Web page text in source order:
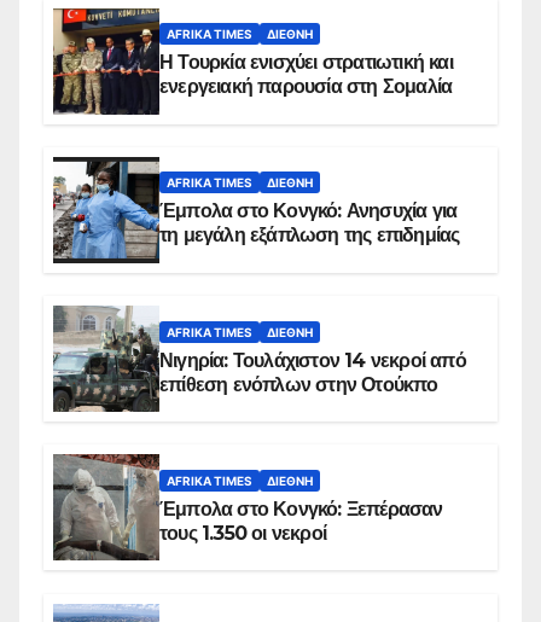
AFRIKA TIMES ΔΙΕΘΝΉ
Η Τουρκία ενισχύει στρατιωτική και
ενεργειακή παρουσία στη Σομαλία
AFRIKA TIMES ΔΙΕΘΝΉ
Έμπολα στο Κονγκό: Ανησυχία για
τη μεγάλη εξάπλωση της επιδημίας
AFRIKA TIMES ΔΙΕΘΝΉ
Νιγηρία: Τουλάχιστον 14 νεκροί από
επίθεση ενόπλων στην Οτούκπο
AFRIKA TIMES ΔΙΕΘΝΉ
Έμπολα στο Κονγκό: Ξεπέρασαν
τους 1.350 οι νεκροί